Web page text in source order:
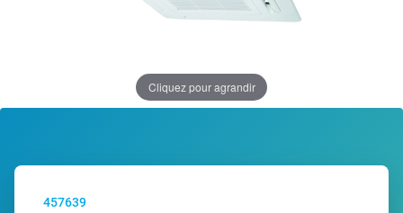
Cliquez pour agrandir
457639